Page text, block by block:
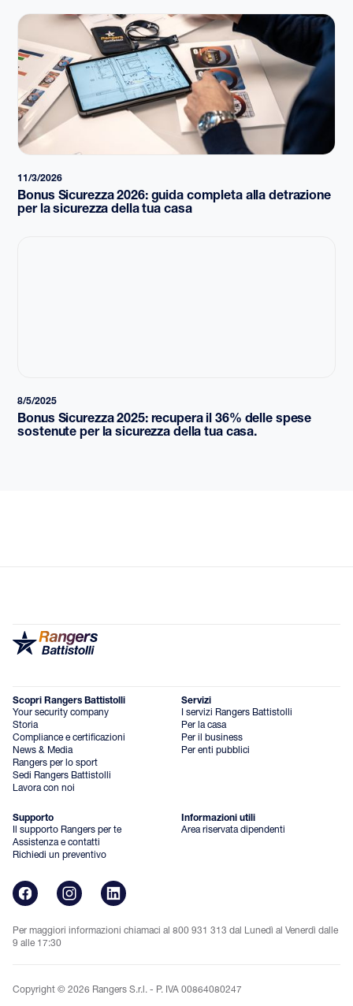
11/3/2026
Bonus Sicurezza 2026: guida completa alla detrazione
per la sicurezza della tua casa
8/5/2025
Bonus Sicurezza 2025: recupera il 36% delle spese
sostenute per la sicurezza della tua casa.
Scopri Rangers Battistolli
Your security company
Storia
Compliance e certificazioni
News & Media
Rangers per lo sport
Sedi Rangers Battistolli
Lavora con noi
Informazioni utili
Area riservata dipendenti
Supporto
Il supporto Rangers per te
Assistenza e contatti
Richiedi un preventivo
Servizi
I servizi Rangers Battistolli
Per la casa
Per il business
Per enti pubblici
Per maggiori informazioni chiamaci al 800 931 313 dal Lunedì al Venerdì dalle
9 alle 17:30
Copyright © 2026 Rangers S.r.l. - P. IVA 00864080247